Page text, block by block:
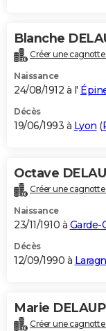
Blanche
Créer une cagnotte
Naissance
24/08/1912 à l'
Décès
19/06/1993 à Lyon (
Octave
Créer une cagnotte
Naissance
23/11/1910 à Garde-
Décès
12/09/1990 à
Marie DELAUP
Créer une cagnotte